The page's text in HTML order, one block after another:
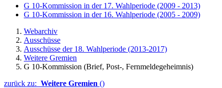
G 10-Kommission in der 17. Wahlperiode (2009 - 2013)
G 10-Kommission in der 16. Wahlperiode (2005 - 2009)
Webarchiv
Ausschüsse
Ausschüsse der 18. Wahlperiode (2013-2017)
Weitere Gremien
G 10-Kommission (Brief, Post-, Fernmeldegeheimnis)
zurück zu: Weitere Gremien ()